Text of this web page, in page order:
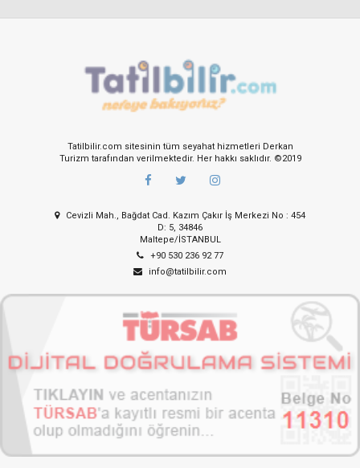
Tatilbilir.com sitesinin tüm seyahat hizmetleri Derkan
Turizm tarafından verilmektedir. Her hakkı saklıdır. ©2019
Cevizli Mah., Bağdat Cad. Kazım Çakır İş Merkezi No : 454
D: 5, 34846
Maltepe/İSTANBUL
+90 530 236 92 77
info@tatilbilir.com